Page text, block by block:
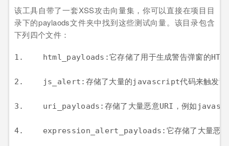
该工具自带了一套XSS攻击向量集，你可以直接在项目目
录下的paylaods文件夹中找到这些测试向量。该目录包含
下列四个文件：
1.    html_payloads:它存储了用于生成警告弹窗的
2.    js_alert:存储了大量的javascript代码来触发
3.    uri_payloads:存储了大量恶意URI，例如
4.    expression_alert_payloads:它存储了大量恶意